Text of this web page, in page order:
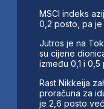
MSCI indeks
0,2 posto, pa
Jutros je na
su cijene
između 0,1 i
Rast Nikkeija
proračuna za
je 2,6 posto